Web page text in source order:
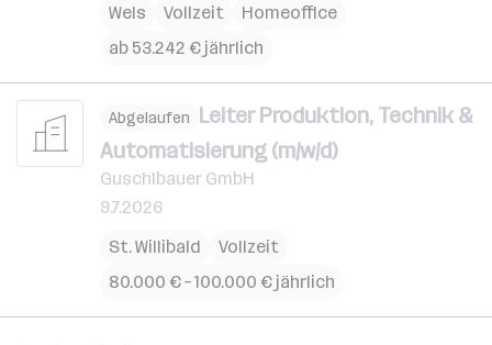
Wels
Vollzeit
Homeoffice
ab 53.242 € jährlich
Abgelaufen Leiter Produktion, Technik &
Automatisierung (m/w/d)
Guschlbauer GmbH
9.7.2026
St. Willibald
Vollzeit
80.000 € – 100.000 € jährlich